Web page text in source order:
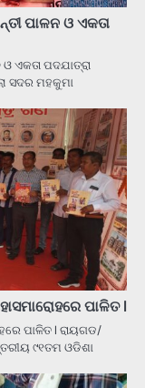
ପାଳନ ଓ ଏକତା
ଏକତା ପଦଯାତ୍ରା
ସଦର ମହକୁମା
ପାଳିତ l
ପାଳିତ l ରାୟଗଡ/
୯୧ତମ ଓଡିଶା